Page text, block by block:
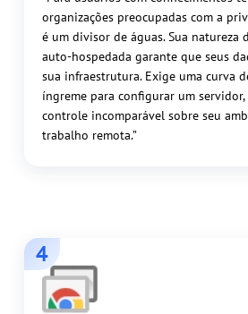
organizações preocupadas com a
é um divisor de águas. Sua natureza
auto-hospedada garante que seus
sua infraestrutura. Exige uma curva
íngreme para configurar um servidor,
controle incomparável sobre seu
trabalho remota.”
4